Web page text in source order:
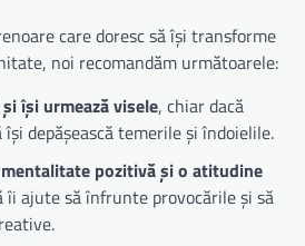
care doresc să își transforme
noi recomandăm următoarele:
își urmează visele, chiar dacă
depășească temerile și îndoielile.
pozitivă și o atitudine
îi ajute să înfrunte provocările și să